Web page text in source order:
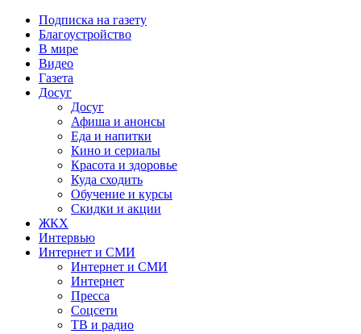
Подписка на газету
Благоустройство
В мире
Видео
Газета
Досуг
Досуг
Афиша и анонсы
Еда и напитки
Кино и сериалы
Красота и здоровье
Куда сходить
Обучение и курсы
Скидки и акции
ЖКХ
Интервью
Интернет и СМИ
Интернет и СМИ
Интернет
Пресса
Соцсети
ТВ и радио